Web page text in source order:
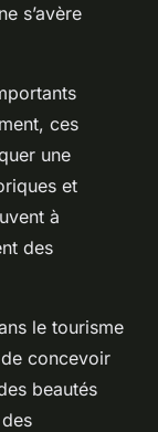
s’avère
ces
une
et
à
des
le tourisme
concevoir
beautés